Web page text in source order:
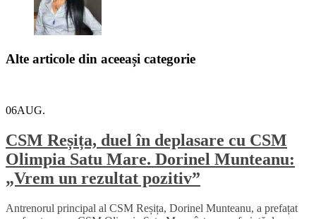
Alte articole din aceeași categorie
06AUG.
CSM Reșița, duel în deplasare cu CSM
Olimpia Satu Mare. Dorinel Munteanu:
„Vrem un rezultat pozitiv”
Antrenorul principal al CSM Reșița, Dorinel Munteanu, a prefațat